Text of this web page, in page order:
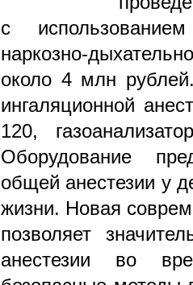
с
наркозно-
около 4 млн
ингаляционной
120,
Оборудование
общей анестезии у
жизни. Новая
позволяет
анестезии во